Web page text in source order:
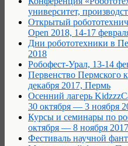
университет,
Открытый
Open 2018, 14-17
Дни робототехники в
2018
Робофест-Урал, 13-14
Первенство Пермского
декабря 2017, Пермь
Осенний лагерь
30 октября — 3 ноября
Курсы и семинары по
октября — 8 ноября
Фестиваль научной